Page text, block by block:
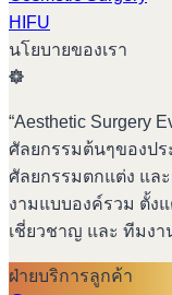
HIFU
นโยบายของเรา
“Aesthetic Surgery
ศัลยกรรมต้นๆของป
ศัลยกรรมตกแต่ง แล
งามแบบองค์รวม ตั้ง
เชี่ยวชาญ และ ทีมง
ฝ่ายบริการลูกค้า